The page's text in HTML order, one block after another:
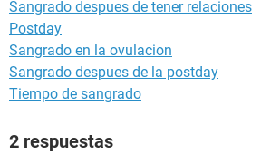
Sangrado despues de tener relaciones
Postday
Sangrado en la ovulacion
Sangrado despues de la postday
Tiempo de sangrado
2 respuestas